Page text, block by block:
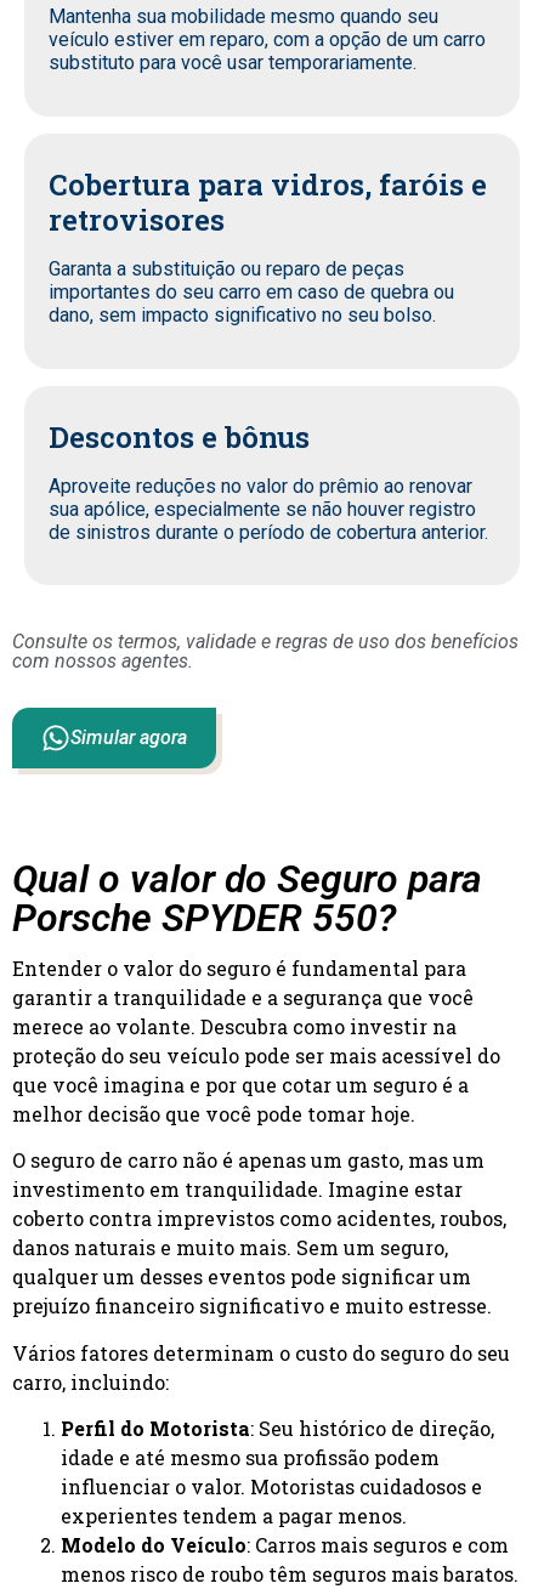
Mantenha sua mobilidade mesmo quando seu
veículo estiver em reparo, com a opção de um carro
substituto para você usar temporariamente.
Cobertura para vidros, faróis e
retrovisores
Garanta a substituição ou reparo de peças
importantes do seu carro em caso de quebra ou
dano, sem impacto significativo no seu bolso.
Descontos e bônus
Aproveite reduções no valor do prêmio ao renovar
sua apólice, especialmente se não houver registro
de sinistros durante o período de cobertura anterior.
Consulte os termos, validade e regras de uso dos benefícios
com nossos agentes.
Simular agora
Qual o valor do Seguro para
Porsche SPYDER 550?
Entender o valor do seguro é fundamental para
garantir a tranquilidade e a segurança que você
merece ao volante. Descubra como investir na
proteção do seu veículo pode ser mais acessível do
que você imagina e por que cotar um seguro é a
melhor decisão que você pode tomar hoje.
O seguro de carro não é apenas um gasto, mas um
investimento em tranquilidade. Imagine estar
coberto contra imprevistos como acidentes, roubos,
danos naturais e muito mais. Sem um seguro,
qualquer um desses eventos pode significar um
prejuízo financeiro significativo e muito estresse.
Vários fatores determinam o custo do seguro do seu
carro, incluindo:
Perfil do Motorista: Seu histórico de direção,
idade e até mesmo sua profissão podem
influenciar o valor. Motoristas cuidadosos e
experientes tendem a pagar menos.
Modelo do Veículo: Carros mais seguros e com
menos risco de roubo têm seguros mais baratos.